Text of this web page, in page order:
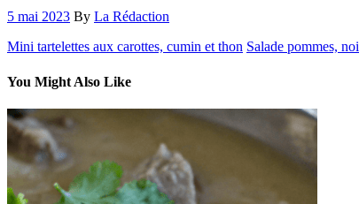
5 mai 2023 By La Rédaction
Mini tartelettes aux carottes, cumin et thon Salade pommes,
You Might Also Like